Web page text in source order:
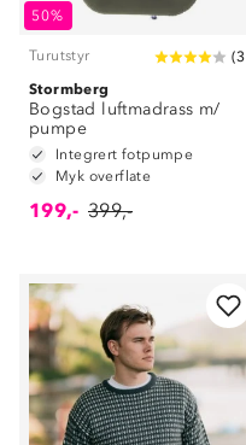
50%
Turutstyr (3
Stormberg
Bogstad luftmadrass m/
pumpe
Integrert fotpumpe
Myk overflate
199,- 399,-